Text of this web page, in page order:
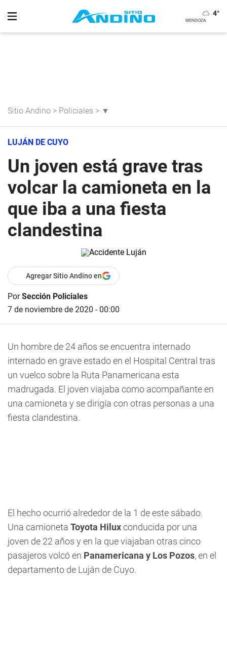
4°
Sitio Andino > Policiales > ▼
LUJÁN DE CUYO
Un joven está grave tras
volcar la camioneta en la
que iba a una fiesta
clandestina
Agregar Sitio Andino en
PorSección Policiales
7 de noviembre de 2020 - 00:00
Un hombre de 24 años se encuentra internado
internado en grave estado en el Hospital Central tras
un vuelco sobre la Ruta Panamericana esta
madrugada. El joven viajaba como acompañante en
una camioneta y se dirigía con otras personas a una
fiesta clandestina.
El hecho ocurrió alrededor de la 1 de este sábado.
Una camioneta Toyota Hiluxconducida por una
joven de 22 años y en la que viajaban otras cinco
pasajeros volcó en Panamericana y Los Pozos, en el
departamento de Luján de Cuyo.